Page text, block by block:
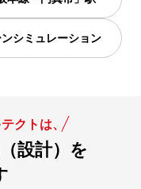
ンシミュレーション
クトは、
設計）を